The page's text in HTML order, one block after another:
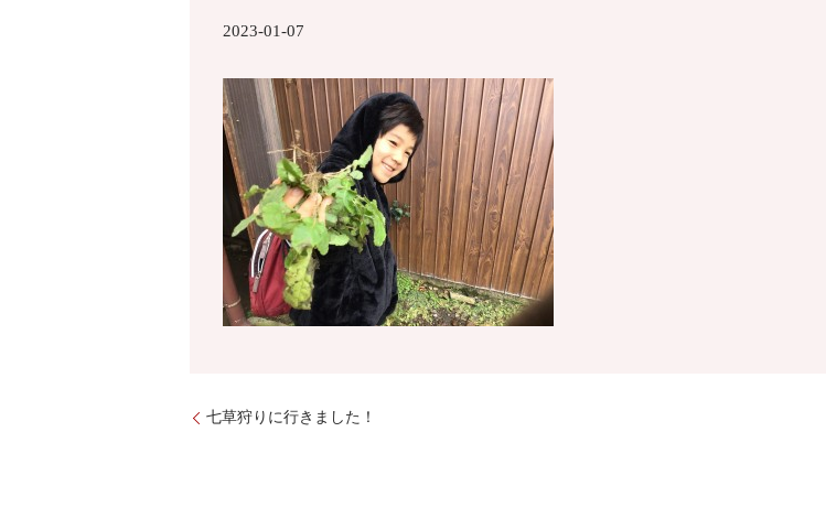
2023-01-07
七草狩りに行きました！